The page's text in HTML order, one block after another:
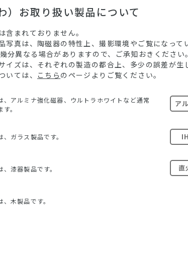
）お取り扱い製品について
まれておりません。
写真は、陶磁器の特性上、撮影環境やご覧になって
分異なる場合がありますので、ご承知おきください。
イズは、それぞれの製造の都合上、多少の誤差が生
いては、 こちら のページよりご覧ください。
、アルミナ強化磁器、ウルトラホワイトなど通常
。
ア
ガラス製品です。 IH
漆器製品です。 直
木製品です。